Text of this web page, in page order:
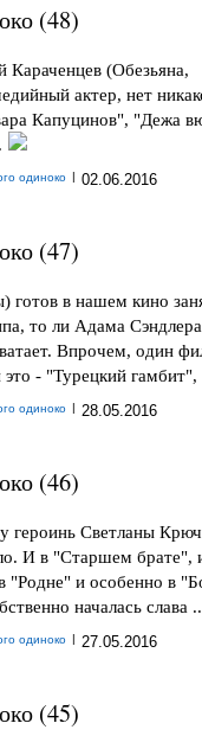
(48)
Караченцев (Обезьяна,
актер, нет
Капуцинов", "Дежа
одиноко | 02.06.2016
(47)
готов в нашем кино
то ли Адама
Впрочем, один
это - "Турецкий гамбит",
одиноко | 28.05.2016
(46)
героинь Светланы
И в "Старшем брате",
"Родне" и особенно в
началась слава
одиноко | 27.05.2016
(45)